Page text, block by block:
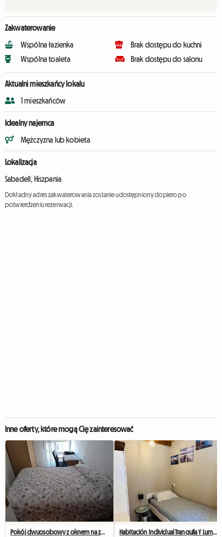
Zakwaterowanie
Wspólna łazienka
Wspólna toaleta
Brak dostępu do kuchni
Brak dostępu do salonu
Aktualni mieszkańcy lokalu
1 mieszkańców
Idealny najemca
Mężczyzna lub kobieta
Lokalizacja
Sabadell, Hiszpania
Dokładny adres zakwaterowania zostanie udostępniony dopiero po
potwierdzeniu rezerwacji.
Inne oferty, które mogą Cię zainteresować
Pokój dwuosobowy z oknem na zewnątrz naprzeciwko Camp Nou Habitación Individual Tranquila Y Luminosa